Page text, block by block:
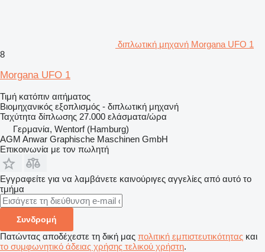
διπλωτική μηχανή Morgana UFO 1
8
Morgana UFO 1
Τιμή κατόπιν αιτήματος
Βιομηχανικός εξοπλισμός - διπλωτική μηχανή
Ταχύτητα δίπλωσης 27.000 ελάσματα/ώρα
Γερμανία, Wentorf (Hamburg)
AGM Anwar Graphische Maschinen GmbH
Επικοινωνία με τον πωλητή
Εγγραφείτε για να λαμβάνετε καινούριγες αγγελίες από αυτό το
τμήμα
Συνδρομή
Πατώντας αποδέχεστε τη δική μας πολιτική εμπιστευτικότητας και
το συμφωνητικό άδειας χρήσης τελικού χρήστη.